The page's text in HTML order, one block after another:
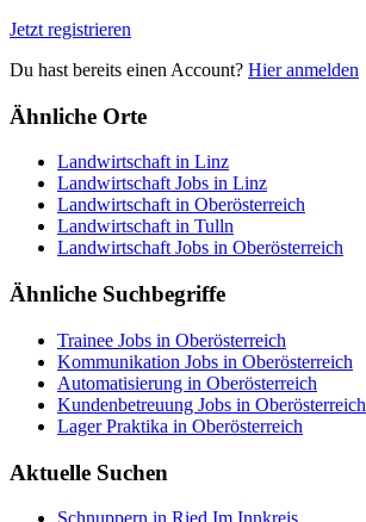
Jetzt registrieren
Du hast bereits einen Account? Hier anmelden
Ähnliche Orte
Landwirtschaft in Linz
Landwirtschaft Jobs in Linz
Landwirtschaft in Oberösterreich
Landwirtschaft in Tulln
Landwirtschaft Jobs in Oberösterreich
Ähnliche Suchbegriffe
Trainee Jobs in Oberösterreich
Kommunikation Jobs in Oberösterreich
Automatisierung in Oberösterreich
Kundenbetreuung Jobs in Oberösterreich
Lager Praktika in Oberösterreich
Aktuelle Suchen